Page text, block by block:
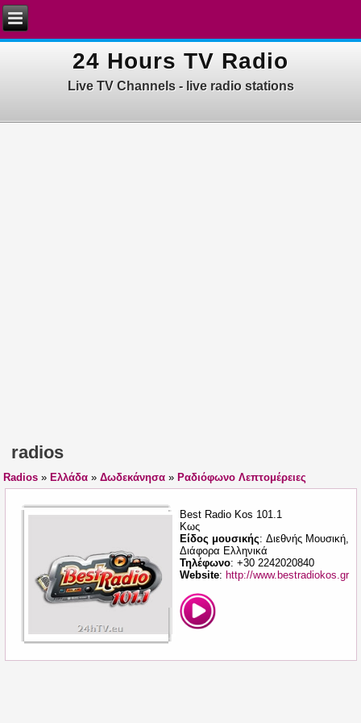
24 Hours TV Radio
Live TV Channels - live radio stations
radios
Radios » Ελλάδα »Δωδεκάνησα » Ραδιόφωνο Λεπτομέρειες
Best Radio Kos 101.1
Κως
Είδος μουσικής: Διεθνής Μουσική,
Διάφορα Ελληνικά
Τηλέφωνο: +30 2242020840
Website: http://www.bestradiokos.gr